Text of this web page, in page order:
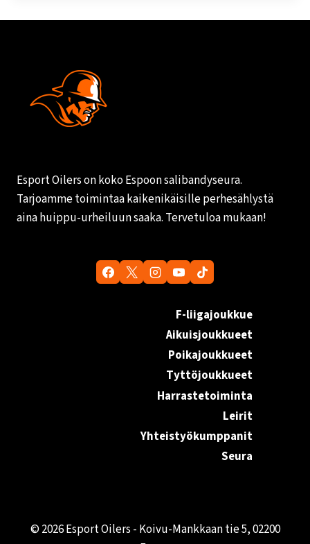
Esport Oilers on koko Espoon salibandyseura.
Tarjoamme toimintaa kaikenikäisille perhesählystä
aina huippu-urheiluun saaka. Tervetuloa mukaan!
F-liigajoukkue
Aikuisjoukkueet
Poikajoukkueet
Tyttöjoukkueet
Harrastetoiminta
Leirit
Yhteistyökumppanit
Seura
© 2026 Esport Oilers - Koivu-Mankkaan tie 5, 02200